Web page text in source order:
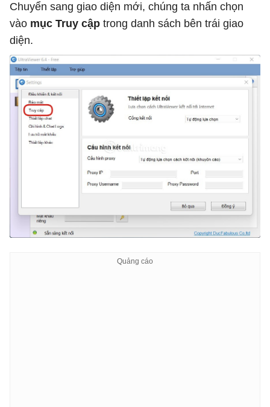
Chuyển sang giao diện mới, chúng ta nhấn chọn
vào mục Truy cập trong danh sách bên trái giao
diện.